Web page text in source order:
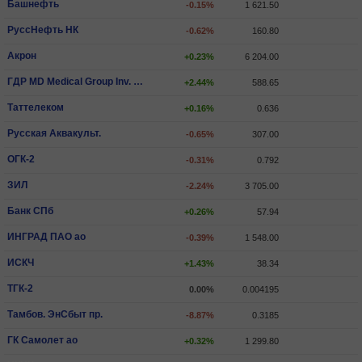
Башнефть -0.15% 1 621.50
РуссНефть НК -0.62% 160.80
Акрон +0.23% 6 204.00
ГДР MD Medical Group Inv. PLC +2.44% 588.65
Таттелеком +0.16% 0.636
Русская Аквакульт. -0.65% 307.00
ОГК-2 -0.31% 0.792
ЗИЛ -2.24% 3 705.00
Банк СПб +0.26% 57.94
ИНГРАД ПАО ао -0.39% 1 548.00
ИCКЧ +1.43% 38.34
ТГК-2 0.00% 0.004195
Тамбов. ЭнСбыт пр. -8.87% 0.3185
ГК Самолет ао +0.32% 1 299.80